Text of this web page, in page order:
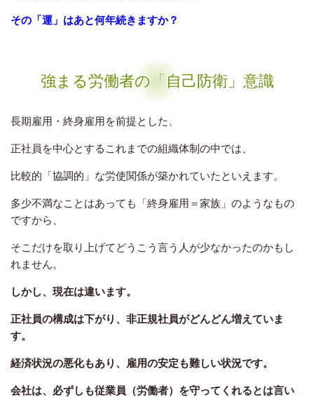
その「運」はあと何年続きますか？
強まる労働者の「自己防衛」意識
長期雇用・終身雇用を前提とした、
正社員を中心とするこれまでの組織体制の中では、
比較的「協調的」な労使関係が築かれていたといえます。
多少不満なことはあっても「終身雇用＝家族」のようなもの
ですから、
そこだけを取り上げてどうこう言う人が少なかったのかもし
れません。
しかし、現在は違います。
正社員の構成は下がり、非正規社員がどんどん増えていま
す。
経済状況の悪化もあり、雇用の安定も難しい状況です。
会社は、必ずしも従業員（労働者）を守ってくれるとは言い